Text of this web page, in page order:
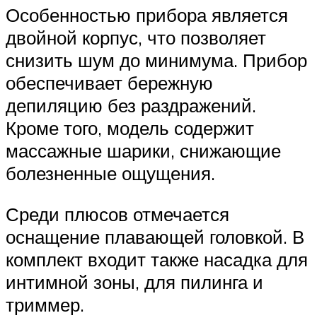
Особенностью прибора является
двойной корпус, что позволяет
снизить шум до минимума. Прибор
обеспечивает бережную
депиляцию без раздражений.
Кроме того, модель содержит
массажные шарики, снижающие
болезненные ощущения.
Среди плюсов отмечается
оснащение плавающей головкой. В
комплект входит также насадка для
интимной зоны, для пилинга и
триммер.